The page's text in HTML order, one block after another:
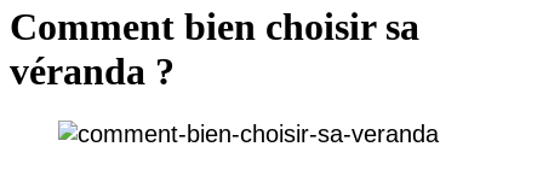
Comment bien choisir sa
véranda ?